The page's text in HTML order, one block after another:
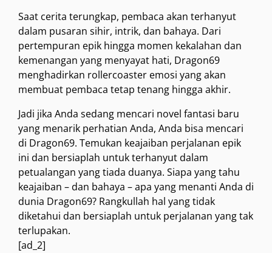
Saat cerita terungkap, pembaca akan terhanyut
dalam pusaran sihir, intrik, dan bahaya. Dari
pertempuran epik hingga momen kekalahan dan
kemenangan yang menyayat hati, Dragon69
menghadirkan rollercoaster emosi yang akan
membuat pembaca tetap tenang hingga akhir.
Jadi jika Anda sedang mencari novel fantasi baru
yang menarik perhatian Anda, Anda bisa mencari
di Dragon69. Temukan keajaiban perjalanan epik
ini dan bersiaplah untuk terhanyut dalam
petualangan yang tiada duanya. Siapa yang tahu
keajaiban – dan bahaya – apa yang menanti Anda di
dunia Dragon69? Rangkullah hal yang tidak
diketahui dan bersiaplah untuk perjalanan yang tak
terlupakan.
[ad_2]